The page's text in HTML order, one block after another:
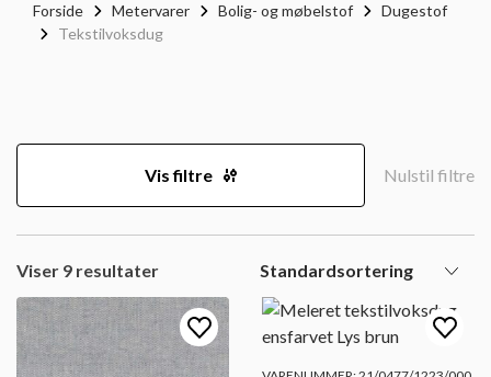
Forside Metervarer Bolig- og møbelstof
Dugestof
Tekstilvoksdug
Vis filtre Nulstil filtre
Viser 9 resultater